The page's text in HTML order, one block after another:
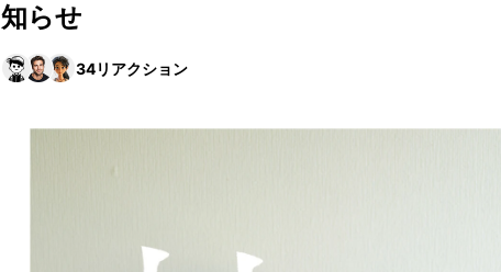
知らせ
34リアクション